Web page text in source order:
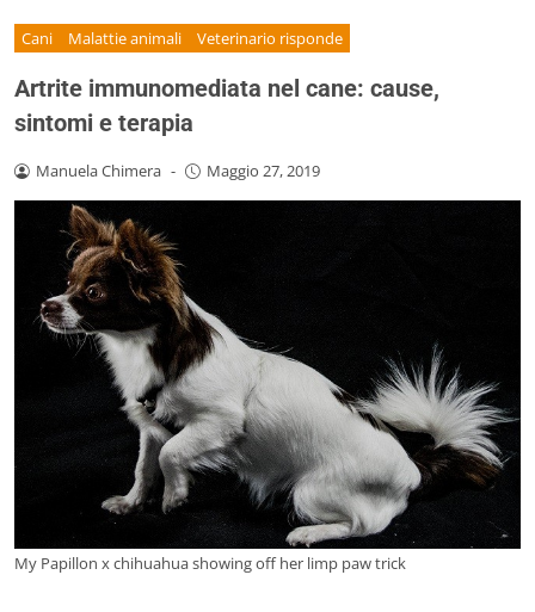
Cani Malattie animali Veterinario risponde
Artrite immunomediata nel cane: cause,
sintomi e terapia
Manuela Chimera - Maggio 27, 2019
My Papillon x chihuahua showing off her limp paw trick